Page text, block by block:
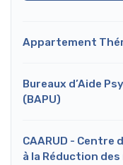
Appartement
Bureaux d’Aide
(BAPU)
CAARUD -
à la Réduction